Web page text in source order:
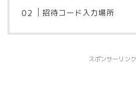
招待コード入力場所
スポンサーリンク